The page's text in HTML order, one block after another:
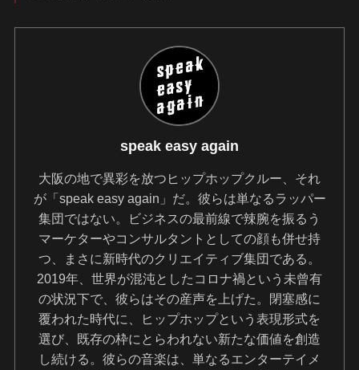
speak easy again
大阪の地で異彩を放つヒップホップクルー、それ
が「speak easy again」だ。彼らは単なるラッパー
集団ではない。ビジネスの最前線で辣腕を振るう
マーケターやコンサルタントとしての顔も併せ持
つ、まさに新時代のクリエイティブ集団である。
2019年、世界が混沌としたコロナ禍という未曾有
の状況下で、彼らはその産声を上げた。閉塞感に
覆われた時代に、ヒップホップという表現形式を
選び、既存の枠にとらわれない新たな価値を創造
し続ける。彼らの音楽は、単なるエンターテイメ